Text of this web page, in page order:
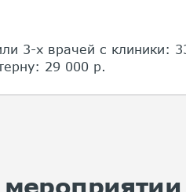
3-х врачей с клиники:
29 000 р.